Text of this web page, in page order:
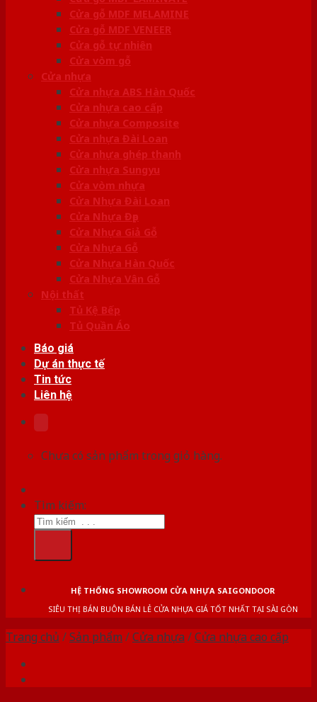
Cửa gỗ MDF MELAMINE
Cửa gỗ MDF VENEER
Cửa gỗ tự nhiên
Cửa vòm gỗ
Cửa nhựa
Cửa nhựa ABS Hàn Quốc
Cửa nhựa cao cấp
Cửa nhựa Composite
Cửa nhựa Đài Loan
Cửa nhựa ghép thanh
Cửa nhựa Sungyu
Cửa vòm nhựa
Cửa Nhựa Đài Loan
Cửa Nhựa Đẹp
Cửa Nhựa Giả Gỗ
Cửa Nhựa Gỗ
Cửa Nhựa Hàn Quốc
Cửa Nhựa Vân Gỗ
Nội thất
Tủ Kệ Bếp
Tủ Quần Áo
Báo giá
Dự án thực tế
Tin tức
Liên hệ
Chưa có sản phẩm trong giỏ hàng.
Tìm kiếm:
HỆ THỐNG SHOWROOM CỬA NHỰA SAIGONDOOR
SIÊU THỊ BÁN BUÔN BÁN LẺ CỬA NHỰA GIÁ TỐT NHẤT TẠI SÀI GÒN
Trang chủ /Sản phẩm /Cửa nhựa /Cửa nhựa cao cấp